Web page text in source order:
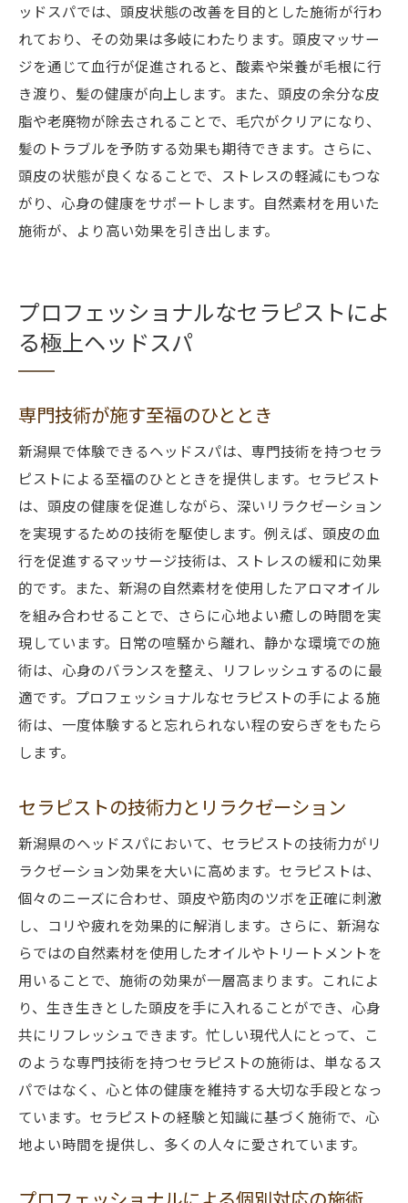
ッドスパでは、頭皮状態の改善を目的とした施術が行わ
れており、その効果は多岐にわたります。頭皮マッサー
ジを通じて血行が促進されると、酸素や栄養が毛根に行
き渡り、髪の健康が向上します。また、頭皮の余分な皮
脂や老廃物が除去されることで、毛穴がクリアになり、
髪のトラブルを予防する効果も期待できます。さらに、
頭皮の状態が良くなることで、ストレスの軽減にもつな
がり、心身の健康をサポートします。自然素材を用いた
施術が、より高い効果を引き出します。
プロフェッショナルなセラピストによ
る極上ヘッドスパ
専門技術が施す至福のひととき
新潟県で体験できるヘッドスパは、専門技術を持つセラ
ピストによる至福のひとときを提供します。セラピスト
は、頭皮の健康を促進しながら、深いリラクゼーション
を実現するための技術を駆使します。例えば、頭皮の血
行を促進するマッサージ技術は、ストレスの緩和に効果
的です。また、新潟の自然素材を使用したアロマオイル
を組み合わせることで、さらに心地よい癒しの時間を実
現しています。日常の喧騒から離れ、静かな環境での施
術は、心身のバランスを整え、リフレッシュするのに最
適です。プロフェッショナルなセラピストの手による施
術は、一度体験すると忘れられない程の安らぎをもたら
します。
セラピストの技術力とリラクゼーション
新潟県のヘッドスパにおいて、セラピストの技術力がリ
ラクゼーション効果を大いに高めます。セラピストは、
個々のニーズに合わせ、頭皮や筋肉のツボを正確に刺激
し、コリや疲れを効果的に解消します。さらに、新潟な
らではの自然素材を使用したオイルやトリートメントを
用いることで、施術の効果が一層高まります。これによ
り、生き生きとした頭皮を手に入れることができ、心身
共にリフレッシュできます。忙しい現代人にとって、こ
のような専門技術を持つセラピストの施術は、単なるス
パではなく、心と体の健康を維持する大切な手段となっ
ています。セラピストの経験と知識に基づく施術で、心
地よい時間を提供し、多くの人々に愛されています。